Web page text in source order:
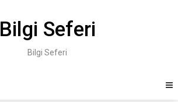
Bilgi Seferi
Bilgi Seferi